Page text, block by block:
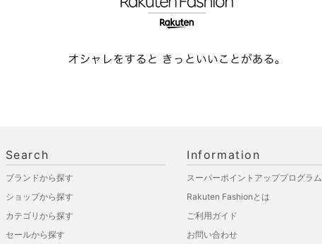
Search
ブランドから探す
ショップから探す
カテゴリから探す
セールから探す
Information
スーパーポイントアッププログラム
Rakuten Fashionとは
ご利用ガイド
お問い合わせ